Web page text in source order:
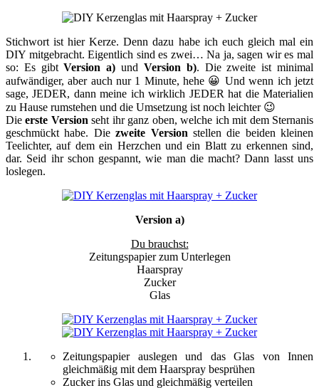
Stichwort ist hier Kerze. Denn dazu habe ich euch gleich mal ein
DIY mitgebracht. Eigentlich sind es zwei… Na ja, sagen wir es mal
so: Es gibtVersion a) und Version b). Die zweite ist minimal
aufwändiger, aber auch nur 1 Minute, hehe 😀 Und wenn ich jetzt
sage, JEDER, dann meine ich wirklich JEDER hat die Materialien
zu Hause rumstehen und die Umsetzung ist noch leichter 😉
Dieerste Version seht ihr ganz oben, welche ich mit dem Sternanis
geschmückt habe. Diezweite Version stellen die beiden kleinen
Teelichter, auf dem ein Herzchen und ein Blatt zu erkennen sind,
dar. Seid ihr schon gespannt, wie man die macht? Dann lasst uns
loslegen.
Version a)
Du brauchst:
Zeitungspapier zum Unterlegen
Haarspray
Zucker
Glas
Zeitungspapier auslegen und das Glas von Innen
gleichmäßig mit dem Haarspray besprühen
Zucker ins Glas und gleichmäßig verteilen